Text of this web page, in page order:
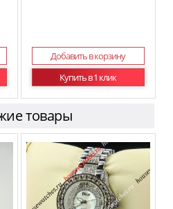
Добавить в корзину
Купить в 1 клик
товары